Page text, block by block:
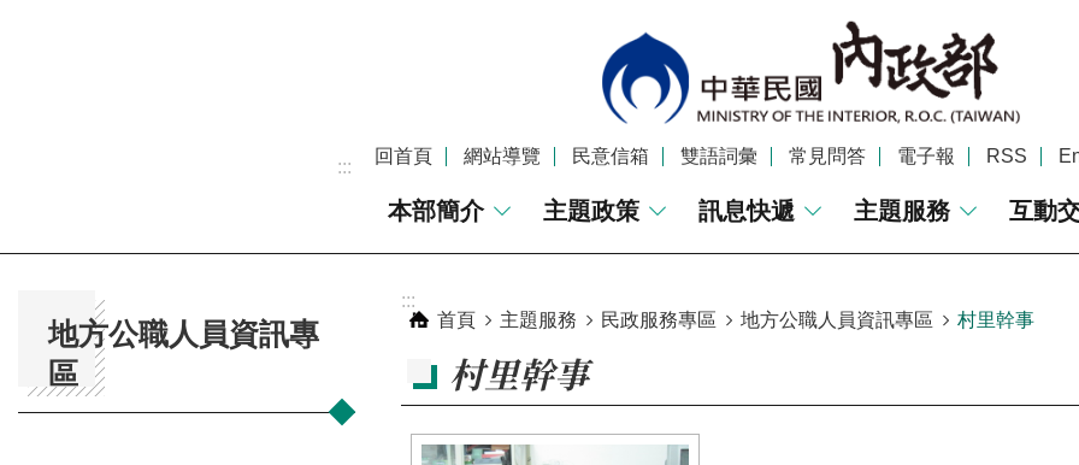
:::
回首頁 網站導覽 民意信箱 雙語詞彙 常見問答 電子報 RSS
本部簡介 主題政策 訊息快遞 主題服務 互動
地方公職人員資訊專
區
:::
首頁
主題服務 民政服務專區 地方公職人員資訊專區 村里幹事
村里幹事